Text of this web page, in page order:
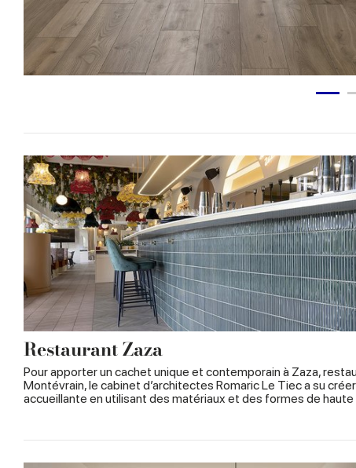
Restaurant Zaza
Pour apporter un cachet unique et contemporain à Zaza,
Montévrain, le cabinet d’architectes Romaric Le Tiec a su
accueillante en utilisant des matériaux et des formes de